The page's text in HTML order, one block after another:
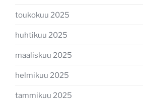
toukokuu 2025
huhtikuu 2025
maaliskuu 2025
helmikuu 2025
tammikuu 2025